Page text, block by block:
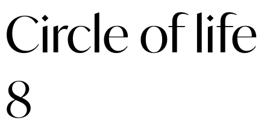
Circle of life
8